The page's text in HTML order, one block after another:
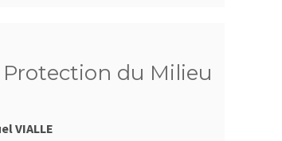
du Milieu
VIALLE